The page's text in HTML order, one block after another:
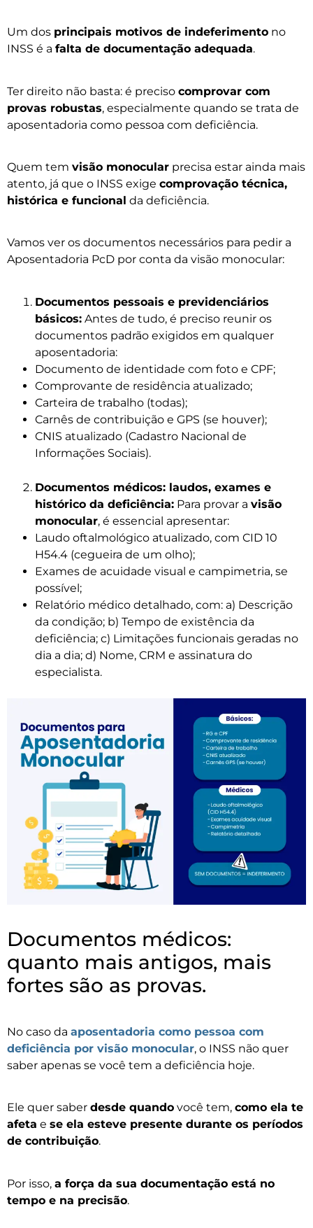
Um dos principais motivos de indeferimento no
INSS é a falta de documentação adequada.
Ter direito não basta: é preciso comprovar com
provas robustas, especialmente quando se trata de
aposentadoria como pessoa com deficiência.
Quem tem visão monocular precisa estar ainda mais
atento, já que o INSS exige comprovação técnica,
histórica e funcional da deficiência.
Vamos ver os documentos necessários para pedir a
Aposentadoria PcD por conta da visão monocular:
Documentos pessoais e previdenciários
básicos: Antes de tudo, é preciso reunir os
documentos padrão exigidos em qualquer
aposentadoria:
Documento de identidade com foto e CPF;
Comprovante de residência atualizado;
Carteira de trabalho (todas);
Carnês de contribuição e GPS (se houver);
CNIS atualizado (Cadastro Nacional de
Informações Sociais).
Documentos médicos: laudos, exames e
histórico da deficiência: Para provar a visão
monocular, é essencial apresentar:
Laudo oftalmológico atualizado, com CID 10
H54.4 (cegueira de um olho);
Exames de acuidade visual e campimetria, se
possível;
Relatório médico detalhado, com: a) Descrição
da condição; b) Tempo de existência da
deficiência; c) Limitações funcionais geradas no
dia a dia; d) Nome, CRM e assinatura do
especialista.
Documentos médicos:
quanto mais antigos, mais
fortes são as provas.
No caso da aposentadoria como pessoa com
deficiência por visão monocular, o INSS não quer
saber apenas se você tem a deficiência hoje.
Ele quer saber desde quando você tem, como ela te
afeta e se ela esteve presente durante os períodos
de contribuição.
Por isso, a força da sua documentação está no
tempo e na precisão.